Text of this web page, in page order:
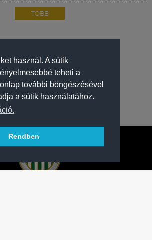
használ. A sütik
teheti a
további böngészésével
a sütik használatához.
Rendben
TÖBB